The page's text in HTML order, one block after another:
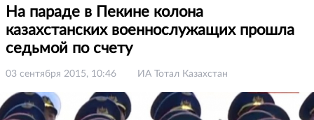
На параде в Пекине колона
казахстанских военнослужащих прошла
седьмой по счету
03 сентября 2015, 10:46 ИА Тотал Казахстан